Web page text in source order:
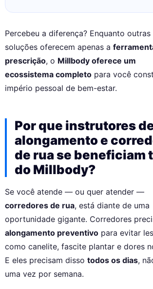
Percebeu a diferença? Enquanto outras
soluções oferecem apenas a
prescrição, o Millbody oferece um
ecossistema completo para você
império pessoal de bem-estar.
Por que instrutores
alongamento e
de rua se beneficiam
do Millbody?
Se você atende — ou quer atender —
corredores de rua, está diante de uma
oportunidade gigante. Corredores
alongamento preventivo para evitar
como canelite, fascite plantar e dores
E eles precisam disso todos os dias,
uma vez por semana.